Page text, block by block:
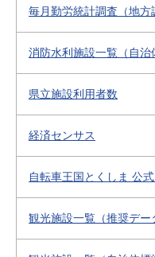
毎月勤労統計調査（地方
消防水利施設一覧（自治
県立施設利用者数
経済センサス
自転車王国とくしま 公
観光施設一覧（推奨デー